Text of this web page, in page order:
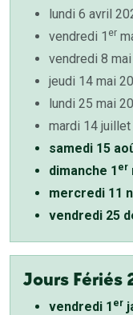
lundi 6 avril
vendredi 1 er
vendredi 8
jeudi 14 mai
lundi 25 mai
mardi 14
samedi 15
dimanche 1 er
mercredi 11
vendredi 25
Jours Fériés
vendredi 1 er